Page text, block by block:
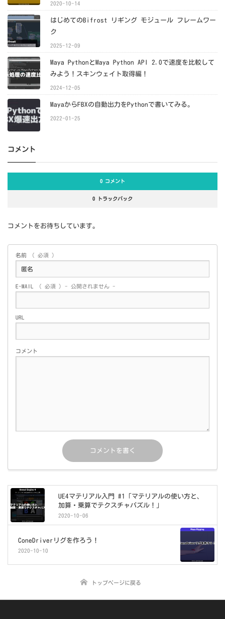
2020-10-14
はじめてのBifrost リギング モジュール フレームワー
ク
2025-12-09
Maya PythonとMaya Python API 2.0で速度を比較して
みよう！スキンウェイト取得編！
2024-12-05
MayaからFBXの自動出力をPythonで書いてみる。
2022-01-25
コメント
0 コメント
0 トラックバック
コメントをお待ちしています。
名前 ( 必須 )
E-MAIL ( 必須 ) - 公開されません -
URL
コメント
UE4マテリアル入門 #1「マテリアルの使い方と、
加算・乗算でテクスチャパズル！」
2020-10-06
ConeDriverリグを作ろう！
2020-10-10
トップページに戻る